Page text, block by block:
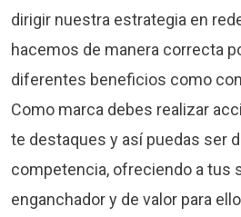
dirigir nuestra estrategia en
hacemos de manera correcta
diferentes beneficios como
Como marca debes realizar
te destaques y así puedas ser
competencia, ofreciendo a tus
enganchador y de valor para